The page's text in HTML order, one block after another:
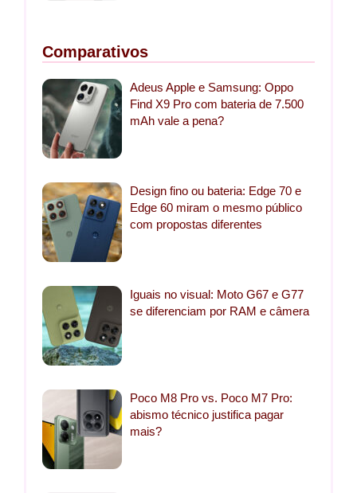
Comparativos
Adeus Apple e Samsung: Oppo
Find X9 Pro com bateria de 7.500
mAh vale a pena?
Design fino ou bateria: Edge 70 e
Edge 60 miram o mesmo público
com propostas diferentes
Iguais no visual: Moto G67 e G77
se diferenciam por RAM e câmera
Poco M8 Pro vs. Poco M7 Pro:
abismo técnico justifica pagar
mais?